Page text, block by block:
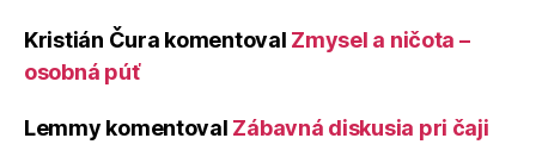
Kristián Čura komentoval Zmysel a ničota –
osobná púť
Lemmy komentoval Zábavná diskusia pri čaji